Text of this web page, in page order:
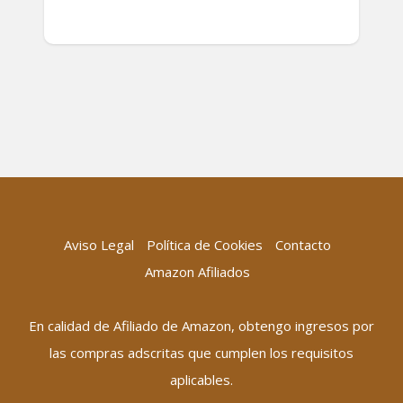
Aviso Legal Política de Cookies
Contacto
Amazon Afiliados
En calidad de Afiliado de Amazon, obtengo ingresos por
las compras adscritas que cumplen los requisitos
aplicables.